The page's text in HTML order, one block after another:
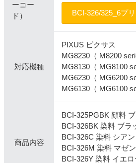
ーコー
ド）
BCI-326/325_6プ
対応機種
PIXUS ピクサス
MG8230（ M8200
MG8130（ MG8100
MG6230（ MG6200
MG6130（ MG6100
商品内容
BCI-325PGBK 顔料
BCI-326BK 染料 ブラ
BCI-326C 染料 シア
BCI-326M 染料 マゼ
BCI-326Y 染料 イエ